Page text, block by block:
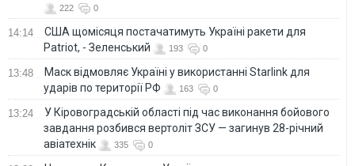
222 0
14:14
США щомісяця постачатимуть Україні ракети для
Patriot, - Зеленський
193 0
13:48
Маск відмовляє Україні у використанні Starlink для
ударів по території РФ
163 0
13:24
У Кіровоградській області під час виконання бойового
завдання розбився вертоліт ЗСУ — загинув 28-річний
авіатехнік
335 0